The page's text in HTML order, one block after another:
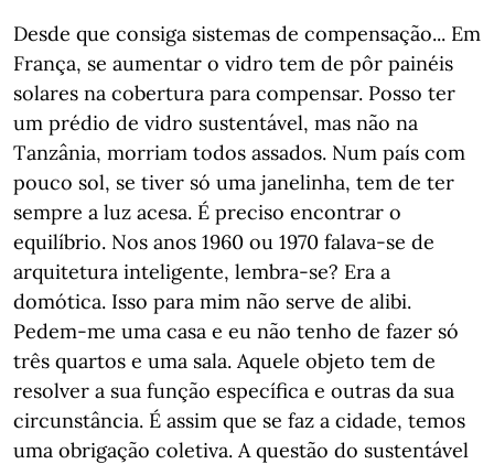
Desde que consiga sistemas de compensação... Em
França, se aumentar o vidro tem de pôr painéis
solares na cobertura para compensar. Posso ter
um prédio de vidro sustentável, mas não na
Tanzânia, morriam todos assados. Num país com
pouco sol, se tiver só uma janelinha, tem de ter
sempre a luz acesa. É preciso encontrar o
equilíbrio. Nos anos 1960 ou 1970 falava-se de
arquitetura inteligente, lembra-se? Era a
domótica. Isso para mim não serve de alibi.
Pedem-me uma casa e eu não tenho de fazer só
três quartos e uma sala. Aquele objeto tem de
resolver a sua função específica e outras da sua
circunstância. É assim que se faz a cidade, temos
uma obrigação coletiva. A questão do sustentável